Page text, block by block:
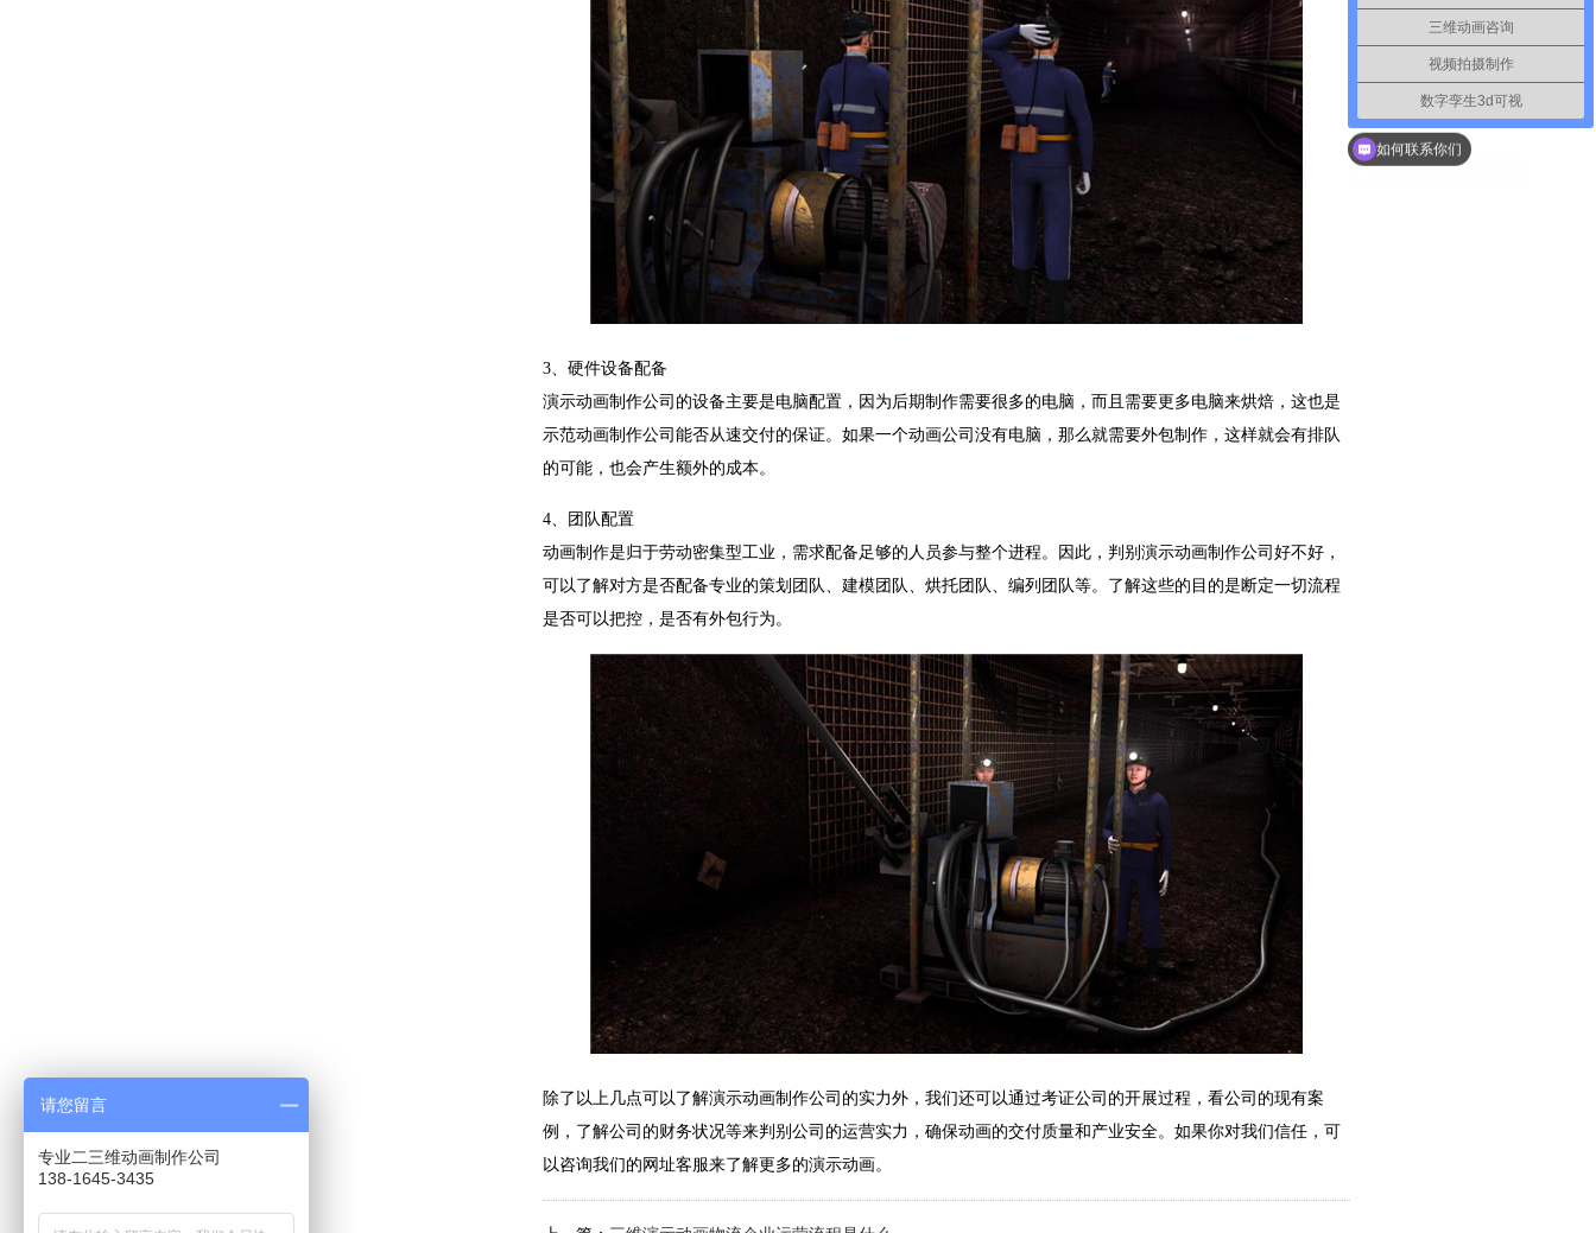
3、硬件设备配备
演示动画制作公司的设备主要是电脑配置，因为后期制作需要很多的电脑，而且需要更多电脑来烘焙，这也是
示范动画制作公司能否从速交付的保证。如果一个动画公司没有电脑，那么就需要外包制作，这样就会有排队
的可能，也会产生额外的成本。
4、团队配置
动画制作是归于劳动密集型工业，需求配备足够的人员参与整个进程。因此，判别演示动画制作公司好不好，
可以了解对方是否配备专业的策划团队、建模团队、烘托团队、编列团队等。了解这些的目的是断定一切流程
是否可以把控，是否有外包行为。
除了以上几点可以了解演示动画制作公司的实力外，我们还可以通过考证公司的开展过程，看公司的现有案
例，了解公司的财务状况等来判别公司的运营实力，确保动画的交付质量和产业安全。如果你对我们信任，可
以咨询我们的网址客服来了解更多的演示动画。
三维动画咨询
视频拍摄制作
数字孪生3d可视
如何联系你们
请您留言
专业二三维动画制作公司
138-1645-3435